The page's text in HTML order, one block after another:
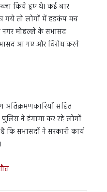
किये हुए थे। कई बार
गये तो लोगों में हडकंप मच
नगर मोहल्ले के सभासद
आ गए और विरोध करने
अतिक्रमणकारियों सहित
ने हंगामा कर रहे लोगों
कि सभासदों ने सरकारी कार्य